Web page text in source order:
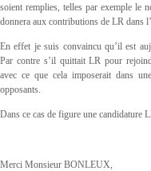
soient remplies, telles par exemple le
donnera aux contributions de LR dans
En effet je suis convaincu qu’il est
Par contre s’il quittait LR pour
avec ce que cela imposerait dans
opposants.
Dans ce cas de figure une candidature
Merci Monsieur BONLEUX,